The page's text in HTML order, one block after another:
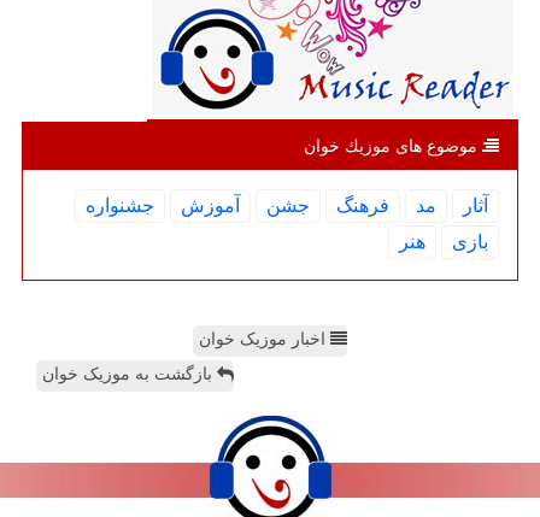
موضوع های موزیك خوان
آثار مد فرهنگ جشن آموزش
جشنواره
بازی
هنر
اخبار موزیک خوان
بازگشت به موزیک خوان